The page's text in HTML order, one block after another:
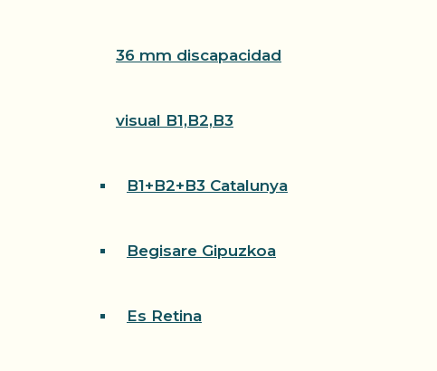
36 mm discapacidad
visual B1,B2,B3
B1+B2+B3 Catalunya
Begisare Gipuzkoa
Es Retina